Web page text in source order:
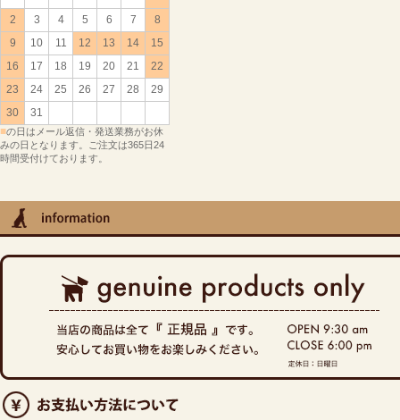
2
3 4 5 6 7
8
9
10 11 12 13 14
15
16
17 18 19 20 21
22
23
24 25 26 27 28
29
30
31
■の日はメール返信・発送業務がお休
みの日となります。ご注文は365日24
時間受付けております。